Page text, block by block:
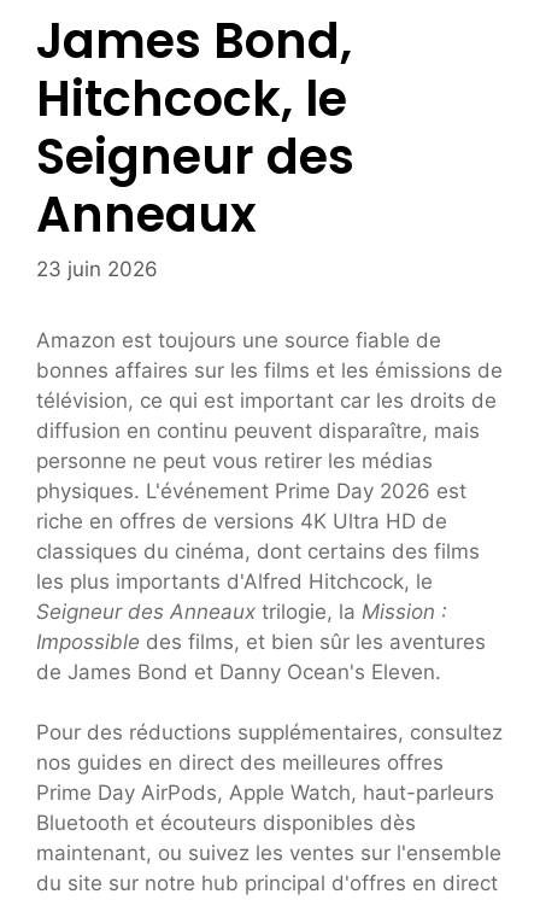
James Bond,
Hitchcock, le
Seigneur des
Anneaux
23 juin 2026
Amazon est toujours une source fiable de
bonnes affaires sur les films et les émissions de
télévision, ce qui est important car les droits de
diffusion en continu peuvent disparaître, mais
personne ne peut vous retirer les médias
physiques. L'événement Prime Day 2026 est
riche en offres de versions 4K Ultra HD de
classiques du cinéma, dont certains des films
les plus importants d'Alfred Hitchcock, le
Seigneur des Anneaux trilogie, la Mission :
Impossible des films, et bien sûr les aventures
de James Bond et Danny Ocean's Eleven.
Pour des réductions supplémentaires, consultez
nos guides en direct des meilleures offres
Prime Day AirPods, Apple Watch, haut-parleurs
Bluetooth et écouteurs disponibles dès
maintenant, ou suivez les ventes sur l'ensemble
du site sur notre hub principal d'offres en direct